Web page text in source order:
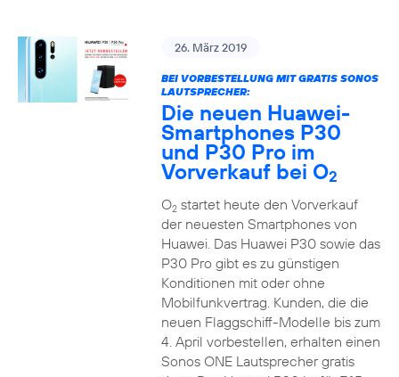
26. März 2019
BEI VORBESTELLUNG MIT GRATIS SONOS
LAUTSPRECHER:
Die neuen Huawei-
Smartphones P30
und P30 Pro im
Vorverkauf bei O2
O2startet heute den Vorverkauf
der neuesten Smartphones von
Huawei. Das Huawei P30 sowie das
P30 Pro gibt es zu günstigen
Konditionen mit oder ohne
Mobilfunkvertrag. Kunden, die die
neuen Flaggschiff-Modelle bis zum
4. April vorbestellen, erhalten einen
Sonos ONE Lautsprecher gratis